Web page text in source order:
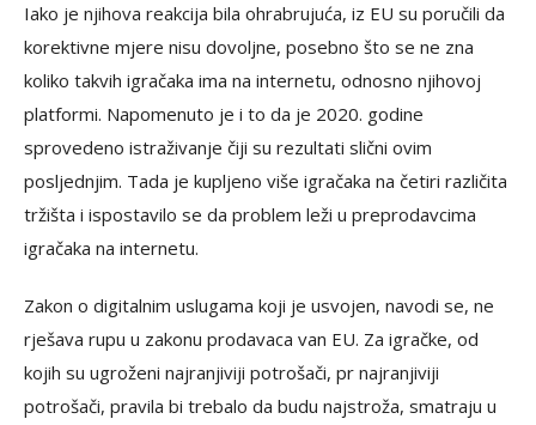
Iako je njihova reakcija bila ohrabrujuća, iz EU su poručili da
korektivne mjere nisu dovoljne, posebno što se ne zna
koliko takvih igračaka ima na internetu, odnosno njihovoj
platformi. Napomenuto je i to da je 2020. godine
sprovedeno istraživanje čiji su rezultati slični ovim
posljednjim. Tada je kupljeno više igračaka na četiri različita
tržišta i ispostavilo se da problem leži u preprodavcima
igračaka na internetu.
Zakon o digitalnim uslugama koji je usvojen, navodi se, ne
rješava rupu u zakonu prodavaca van EU. Za igračke, od
kojih su ugroženi najranjiviji potrošači, pr najranjiviji
potrošači, pravila bi trebalo da budu najstroža, smatraju u